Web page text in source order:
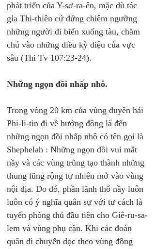
phát triển của Y-sơ-ra-ên, mặc dù tác
gỉa Thi-thiên cứ đứng chiêm ngưỡng
những người đi biển xuống tàu, chăm
chú vào những điều kỳ diệu của vực
sâu (Thi Tv 107:23-24).
Những ngọn đồi nhấp nhô.
Trong vòng 20 km của vùng duyên hải
Phi-li-tin đi về hướng đông là đến
những ngọn đồi nhấp nhô có tên gọi là
Shephelah : Những ngọn đồi vui mắt
nầy và các vùng trũng tạo thành những
thung lũng rộng tự nhiên mở vào vùng
nội địa. Do đó, phần lãnh thổ nầy luôn
luôn có ý nghĩa quân sự với tư cách là
tuyến phòng thủ đầu tiên cho Giê-ru-sa-
lem và vùng phụ cận. Khi các đoàn
quân di chuyển dọc theo vùng đồng